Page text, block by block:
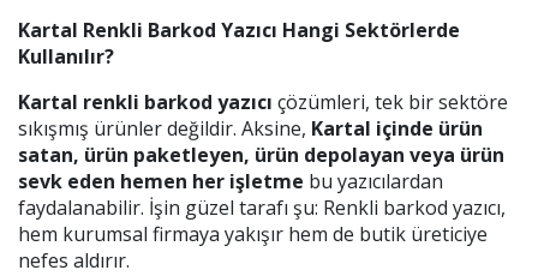
Kartal Renkli Barkod Yazıcı Hangi Sektörlerde
Kullanılır?
Kartal renkli barkod yazıcı çözümleri, tek bir sektöre
sıkışmış ürünler değildir. Aksine, Kartal içinde ürün
satan, ürün paketleyen, ürün depolayan veya ürün
sevk eden hemen her işletme bu yazıcılardan
faydalanabilir. İşin güzel tarafı şu: Renkli barkod yazıcı,
hem kurumsal firmaya yakışır hem de butik üreticiye
nefes aldırır.